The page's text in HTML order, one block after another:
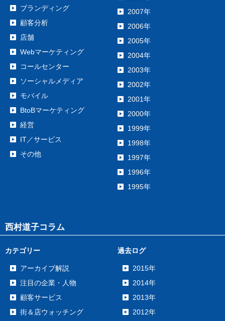
ブランディング
顧客分析
店舗
Webマーケティング
コールセンター
ソーシャルメディア
モバイル
BtoBマーケティング
経営
IT／サービス
その他
2007年
2006年
2005年
2004年
2003年
2002年
2001年
2000年
1999年
1998年
1997年
1996年
1995年
西村道子コラム
カテゴリー
アーカイブ解説
注目の企業・人物
顧客サービス
街＆店ウォッチング
過去ログ
2015年
2014年
2013年
2012年